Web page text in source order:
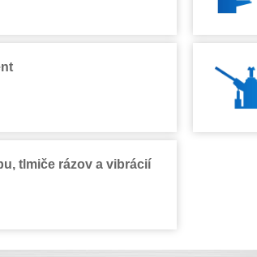
tlmiče rázov a vibrácií